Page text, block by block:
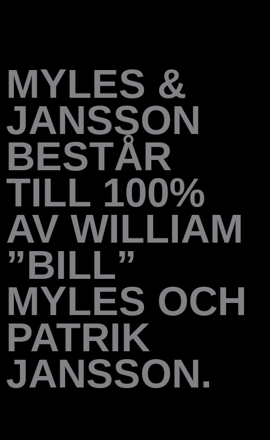
MYLES &
JANSSON
BESTÅR
TILL 100%
AV WILLIAM
”BILL”
MYLES OCH
PATRIK
JANSSON.